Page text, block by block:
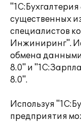
существенных
специалистов
Инжиниринг".
обмена
8.0" и
8.0".
Используя
предприятия